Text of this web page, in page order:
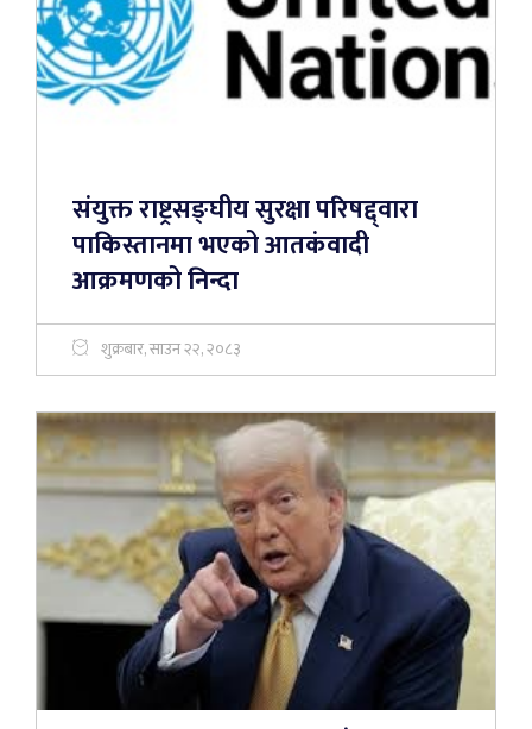
संयुक्त राष्ट्रसङ्घीय सुरक्षा परिषद्द्वारा
पाकिस्तानमा भएको आतकंवादी
आक्रमणको निन्दा
शुक्रबार, साउन २२, २०८३